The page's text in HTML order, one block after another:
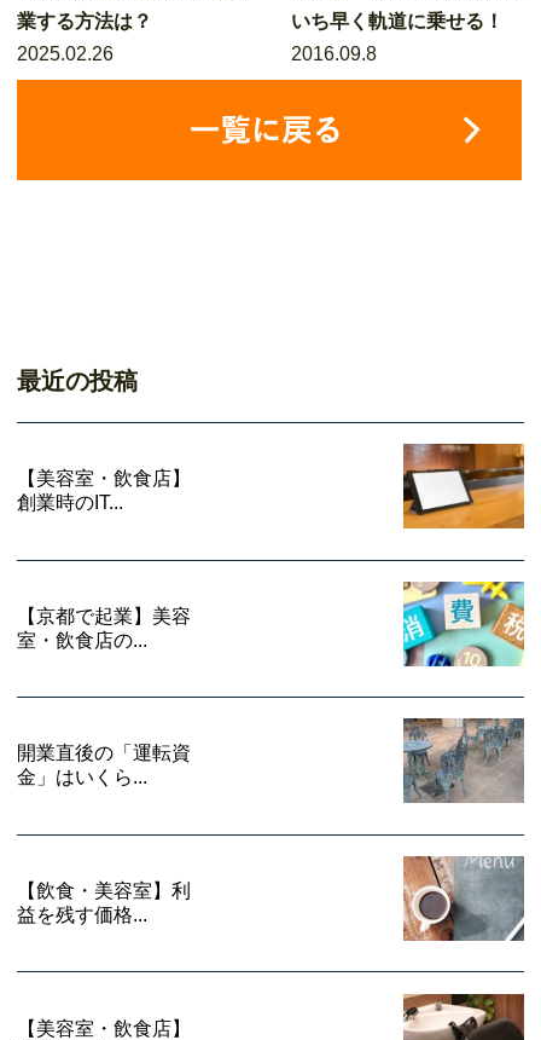
業する方法は？
2025.02.26
いち早く軌道に乗せる！
2016.09.8
最近の投稿
【美容室・飲食店】
創業時のIT...
【京都で起業】美容
室・飲食店の...
開業直後の「運転資
金」はいくら...
【飲食・美容室】利
益を残す価格...
【美容室・飲食店】